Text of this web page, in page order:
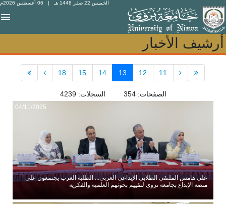
الخميس 22 صفر 1448 هـ | 06 أغسطس 2026م
أرشيف الأخبار
أرشيف الأخبار
11
12
13
14
15
18
الصفحات: 354 السجلات: 4239
04/11/2025
على هامش الملتقى الطلابي الإبداعي العربي... الطلبة العرب يجتمعون على
منصة الإبداع بجامعة نزوى لتقييم بحوثهم العلمية والفكرية